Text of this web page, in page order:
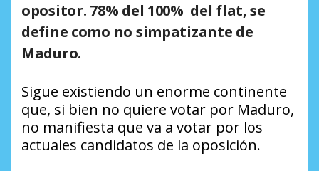
opositor. 78% del 100% del flat, se
define como no simpatizante de
Maduro.
Sigue existiendo un enorme continente
que, si bien no quiere votar por Maduro,
no manifiesta que va a votar por los
actuales candidatos de la oposición.